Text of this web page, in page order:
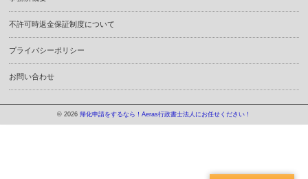
不許可時返金保証制度について
プライバシーポリシー
お問い合わせ
© 2026 帰化申請をするなら！Aeras行政書士法人にお任せください！